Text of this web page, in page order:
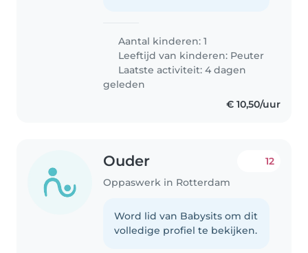
Aantal kinderen: 1
Leeftijd van kinderen: Peuter
Laatste activiteit: 4 dagen
geleden
€ 10,50/uur
Ouder
Oppaswerk in Rotterdam
12
Word lid van Babysits om dit
volledige profiel te bekijken.